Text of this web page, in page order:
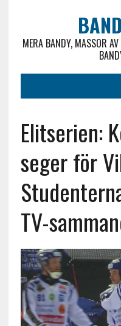
MERA BANDY, MASSOR
Elitserien:
seger för
TV-